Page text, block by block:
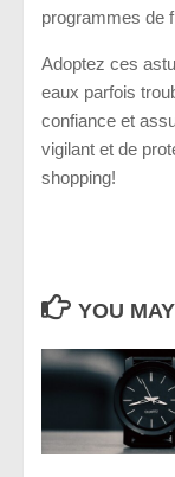
programmes de
Adoptez ces
eaux parfois
confiance et
vigilant et de
shopping!
YOU